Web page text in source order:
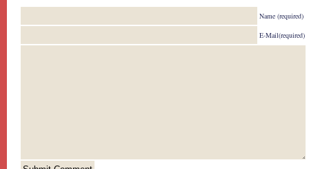
Name (required)
E-Mail(required)